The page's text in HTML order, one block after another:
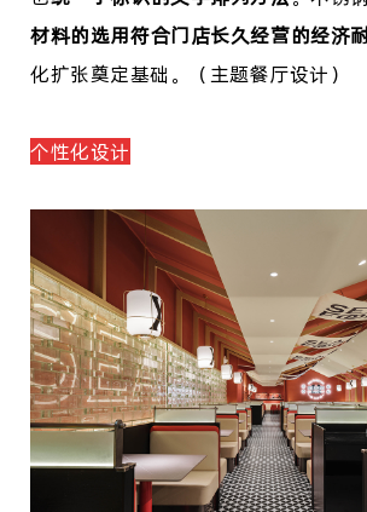
材料的选用符合门店长久经营的经济
化扩张奠定基础。（主题餐厅设计）
个性化设计